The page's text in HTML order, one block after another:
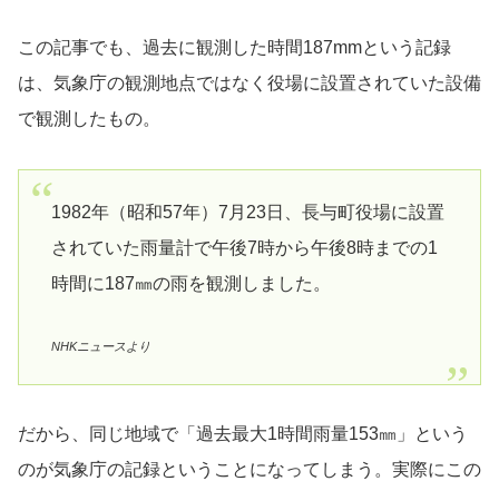
この記事でも、過去に観測した時間187mmという記録
は、気象庁の観測地点ではなく役場に設置されていた設備
で観測したもの。
1982年（昭和57年）7月23日、長与町役場に設置
されていた雨量計で午後7時から午後8時までの1
時間に187㎜の雨を観測しました。
NHKニュースより
だから、同じ地域で「過去最大1時間雨量153㎜」という
のが気象庁の記録ということになってしまう。実際にこの